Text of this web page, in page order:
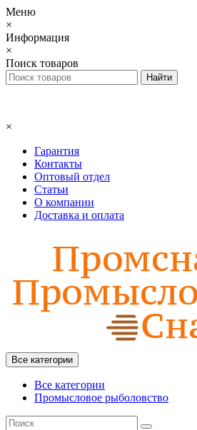
Меню
×
Информация
×
Поиск товаров
×
Гарантия
Контакты
Оптовый отдел
Статьи
О компании
Доставка и оплата
Все категории
Все категории
Промысловое рыболовство